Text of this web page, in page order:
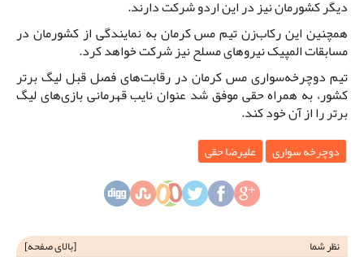
دیگر کشورمان نیز در این اردو شرکت دارند.
همچنین این رکاب‌زن تیم مس کرمان به نمایندگی از کشورمان در
مسابقات المپیک نیروهای مسلح نیز شرکت خواهد کرد.
تیم دوچرخه‌سواری مس کرمان در رقابت‌های فصل قبل لیگ برتر
کشور، به همراه حقی موفق شد عنوان نایب قهرمانی بازی‌های لیگ
برتر را از آن خود کند.
دوچرخه سواری علیرضا حقی
نظر شما [بالای صفحه]